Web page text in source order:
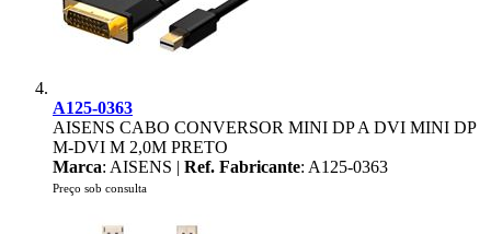
A125-0363
AISENS CABO CONVERSOR MINI DP A DVI MINI DP
M-DVI M 2,0M PRETO
Marca: AISENS | Ref. Fabricante: A125-0363
Preço sob consulta